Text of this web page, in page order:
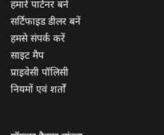
हमारे पार्टनर बनें
सर्टिफाइड डीलर बनें
हमसे संपर्क करें
साइट मैप
प्राइवेसी पॉलिसी
नियमों एवं शर्तों